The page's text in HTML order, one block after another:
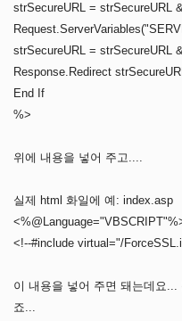
strSecureURL = strSecureURL
strSecureURL = strSecureURL
Response.Redirect
End If
%>
위에 내용을 넣어 주고....
실제 html 화일에 예: index.asp
<!--#include virtual="/
이 내용을 넣어 주면 돼는데요
죠...